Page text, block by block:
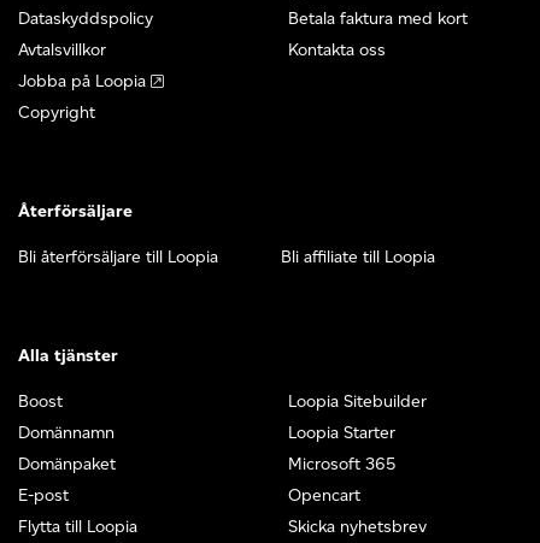
Dataskyddspolicy
Avtalsvillkor
Jobba på Loopia
Copyright
Betala faktura med kort
Kontakta oss
Återförsäljare
Bli återförsäljare till Loopia Bli affiliate till Loopia
Alla tjänster
Boost
Domännamn
Domänpaket
E-post
Flytta till Loopia
Loopia Sitebuilder
Loopia Starter
Microsoft 365
Opencart
Skicka nyhetsbrev